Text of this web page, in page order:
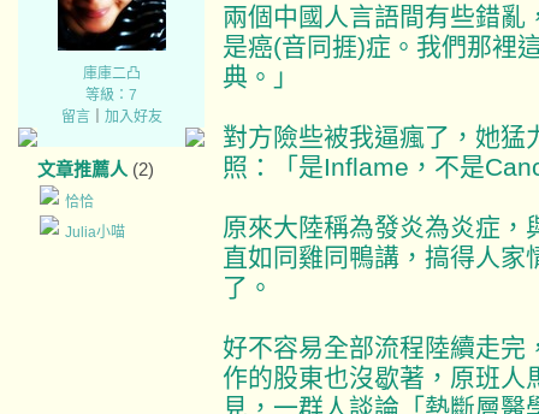
庫庫二凸
等級：7
留言｜ 加入好友
文章推薦人 (2)
恰恰
Julia小喵
兩個中國人言語間有些錯亂
是癌(音同捱)症。我們那裡
典。」
對方險些被我逼瘋了，她猛
照：「是Inflame，不是
原來大陸稱為發炎為炎症，
直如同雞同鴨講，搞得人家
了。
好不容易全部流程陸續走完
作的股東也沒歇著，原班人
見，一群人談論「熱斷層